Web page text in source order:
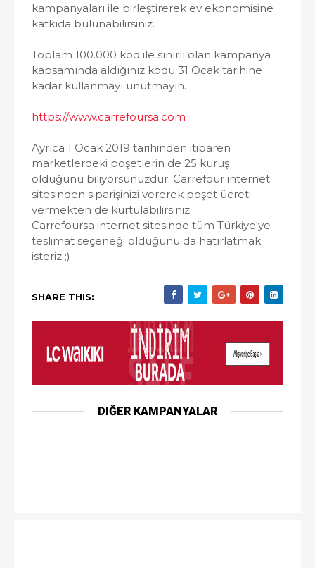
kampanyaları ile birleştirerek ev ekonomisine
katkıda bulunabilirsiniz.
Toplam 100.000 kod ile sınırlı olan kampanya
kapsamında aldığınız kodu 31 Ocak tarihine
kadar kullanmayı unutmayın.
https://www.carrefoursa.com
Ayrıca 1 Ocak 2019 tarihinden itibaren
marketlerdeki poşetlerin de 25 kuruş
olduğunu biliyorsunuzdur. Carrefour internet
sitesinden siparişinizi vererek poşet ücreti
vermekten de kurtulabilirsiniz.
Carrefoursa internet sitesinde tüm Türkiye'ye
teslimat seçeneği olduğunu da hatırlatmak
isteriz ;)
SHARE THIS:
DIĞER KAMPANYALAR